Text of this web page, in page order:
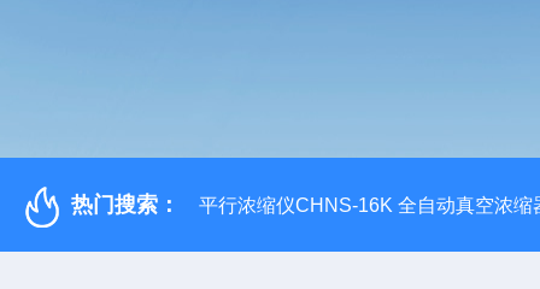
热门搜索： 平行浓缩仪CHNS-16K 全自动真空浓缩